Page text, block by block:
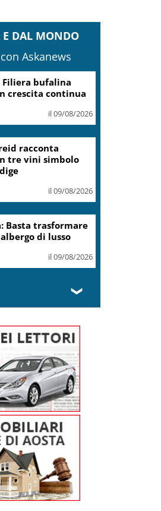
DAL MONDO
Askanews
bufalina
crescita continua
il 09/08/2026
racconta
tre vini simbolo
il 09/08/2026
Basta trasformare
di lusso
il 09/08/2026
❯